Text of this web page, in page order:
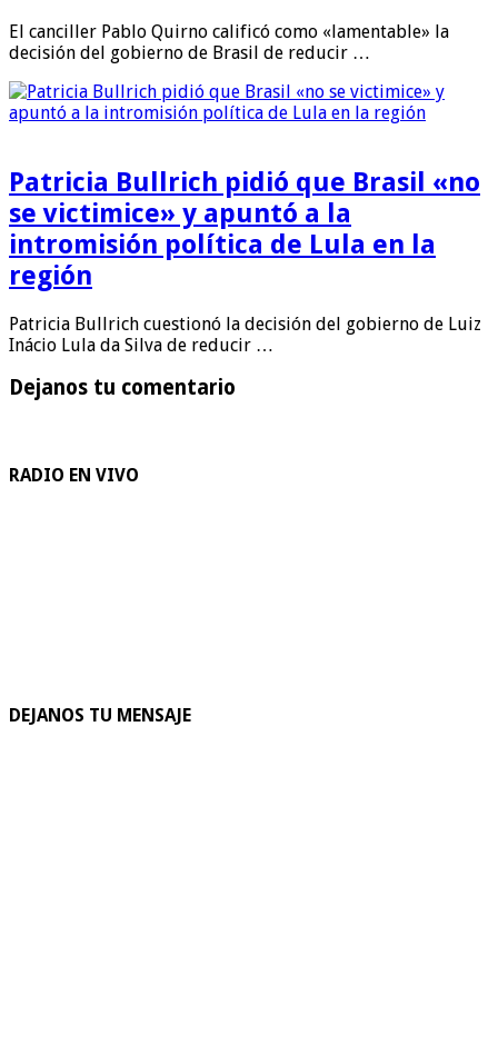
El canciller Pablo Quirno calificó como «lamentable» la
decisión del gobierno de Brasil de reducir …
Patricia Bullrich pidió que Brasil «no
se victimice» y apuntó a la
intromisión política de Lula en la
región
Patricia Bullrich cuestionó la decisión del gobierno de Luiz
Inácio Lula da Silva de reducir …
Dejanos tu comentario
RADIO EN VIVO
DEJANOS TU MENSAJE